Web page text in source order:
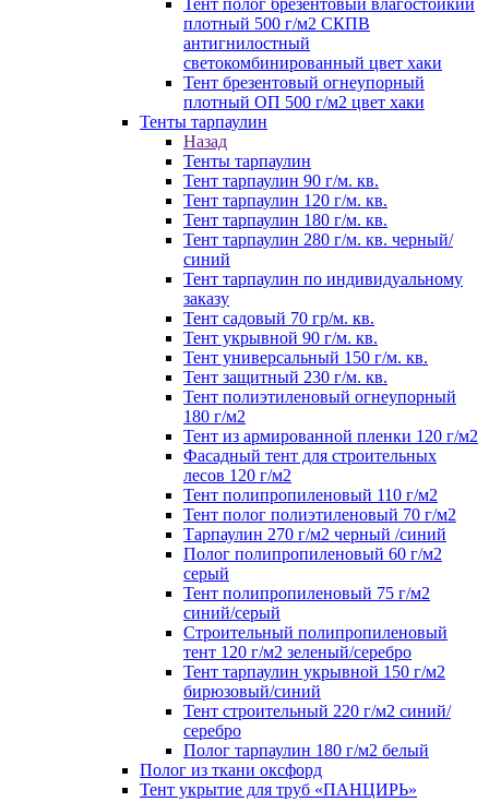
Тент полог брезентовый влагостойкий
плотный 500 г/м2 СКПВ
антигнилостный
светокомбинированный цвет хаки
Тент брезентовый огнеупорный
плотный ОП 500 г/м2 цвет хаки
Тенты тарпаулин
Назад
Тенты тарпаулин
Тент тарпаулин 90 г/м. кв.
Тент тарпаулин 120 г/м. кв.
Тент тарпаулин 180 г/м. кв.
Тент тарпаулин 280 г/м. кв. черный/
синий
Тент тарпаулин по индивидуальному
заказу
Тент садовый 70 гр/м. кв.
Тент укрывной 90 г/м. кв.
Тент универсальный 150 г/м. кв.
Тент защитный 230 г/м. кв.
Тент полиэтиленовый огнеупорный
180 г/м2
Тент из армированной пленки 120 г/м2
Фасадный тент для строительных
лесов 120 г/м2
Тент полипропиленовый 110 г/м2
Тент полог полиэтиленовый 70 г/м2
Тарпаулин 270 г/м2 черный /синий
Полог полипропиленовый 60 г/м2
серый
Тент полипропиленовый 75 г/м2
синий/серый
Строительный полипропиленовый
тент 120 г/м2 зеленый/серебро
Тент тарпаулин укрывной 150 г/м2
бирюзовый/синий
Тент строительный 220 г/м2 синий/
серебро
Полог тарпаулин 180 г/м2 белый
Полог из ткани оксфорд
Тент укрытие для труб «ПАНЦИРЬ»